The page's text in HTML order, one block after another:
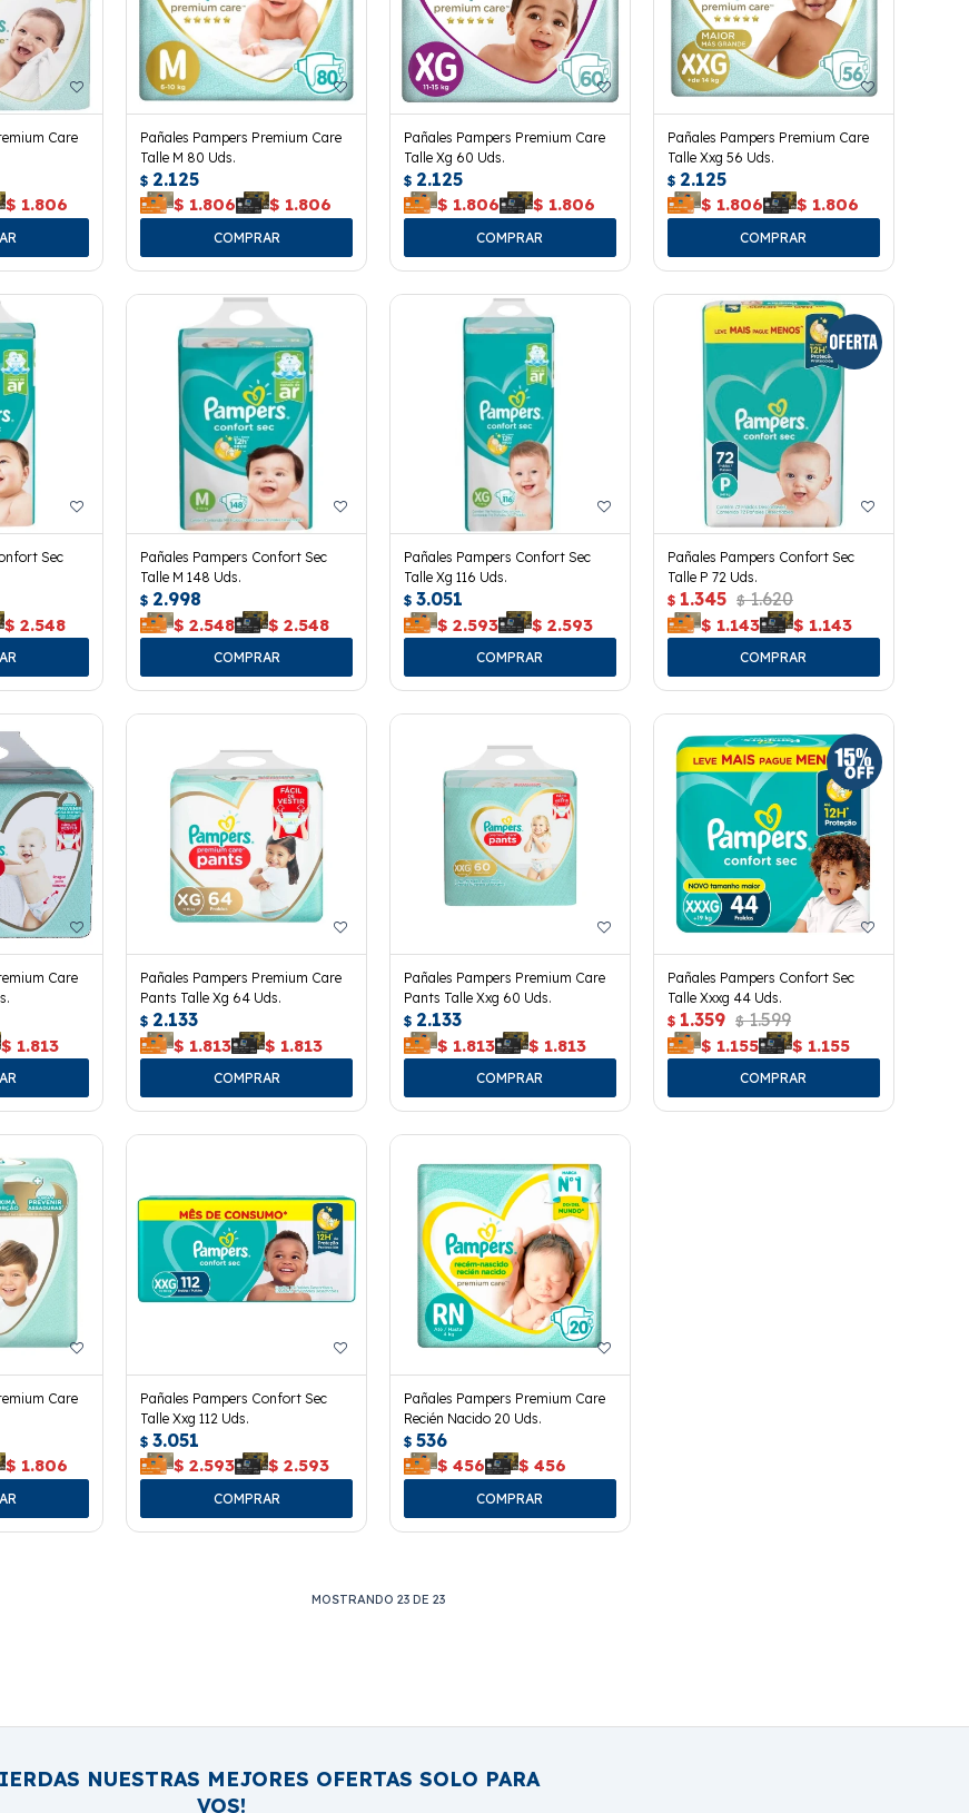
Care
$ 1.806
Pañales Pampers Premium Care
Talle M 80 Uds.
$ 2.125
$ 1.806 $ 1.806
Pañales Pampers Premium Care
Talle Xg 60 Uds.
$ 2.125
$ 1.806 $ 1.806
Pañales Pampers Premium Care
Talle Xxg 56 Uds.
$ 2.125
$ 1.806 $ 1.806
Sec
$ 2.548
Pañales Pampers Confort Sec
Talle M 148 Uds.
$ 2.998
$ 2.548 $ 2.548
Pañales Pampers Confort Sec
Talle Xg 116 Uds.
$ 3.051
$ 2.593 $ 2.593
Pañales Pampers Confort Sec
Talle P 72 Uds.
$ 1.345 $ 1.620
$ 1.143 $ 1.143
Care
$ 1.813
Pañales Pampers Premium Care
Pants Talle Xg 64 Uds.
$ 2.133
$ 1.813 $ 1.813
Pañales Pampers Premium Care
Pants Talle Xxg 60 Uds.
$ 2.133
$ 1.813 $ 1.813
Pañales Pampers Confort Sec
Talle Xxxg 44 Uds.
$ 1.359 $ 1.599
$ 1.155 $ 1.155
Care
$ 1.806
Pañales Pampers Confort Sec
Talle Xxg 112 Uds.
$ 3.051
$ 2.593 $ 2.593
Pañales Pampers Premium Care
Recién Nacido 20 Uds.
$ 536
$ 456 $ 456
MOSTRANDO 23DE 23
NUESTRAS MEJORES OFERTAS SOLO PARA
VOS!